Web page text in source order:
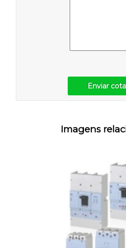
Enviar
Imagens